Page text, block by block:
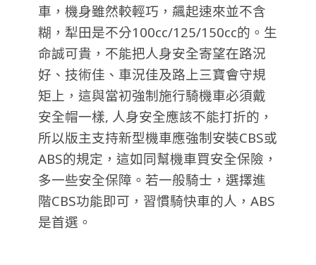
車，機身雖然較輕巧，飆起速來並不含
糊，犁田是不分100cc/125/150cc的。生
命誠可貴，不能把人身安全寄望在路況
好、技術佳、車況佳及路上三寶會守規
矩上，這與當初強制施行騎機車必須戴
安全帽一樣, 人身安全應該不能打折的，
所以版主支持新型機車應強制安裝CBS或
ABS的規定，這如同幫機車買安全保險，
多一些安全保障。若一般騎士，選擇進
階CBS功能即可，習慣騎快車的人，ABS
是首選。